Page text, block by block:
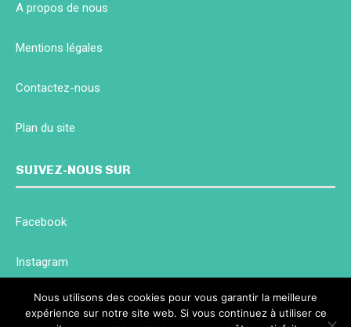
A propos de nous
Mentions légales
Contactez-nous
Plan du site
SUIVEZ-NOUS SUR
Facebook
Instagram
Twitter
Nous utilisons des cookies pour vous garantir la meilleure
expérience sur notre site web. Si vous continuez à utiliser ce